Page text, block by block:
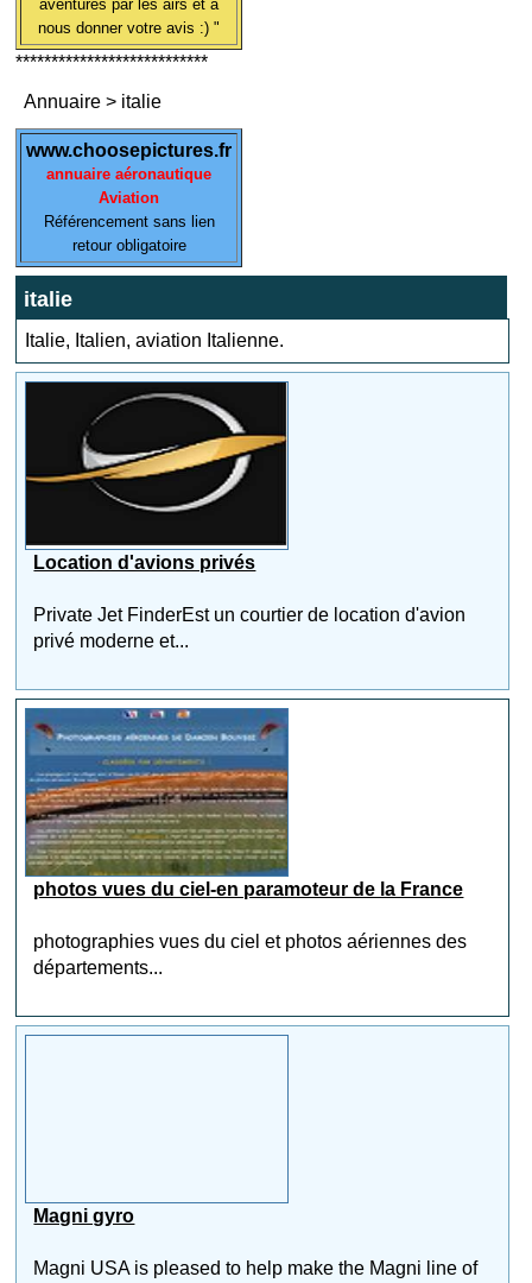
aventures par les airs et à
nous donner votre avis :) "
***************************
Annuaire > italie
www.choosepictures.fr
annuaire aéronautique
Aviation
Référencement sans lien
retour obligatoire
italie
Italie, Italien, aviation Italienne.
Location d'avions privés
Private Jet FinderEst un courtier de location d'avion
privé moderne et...
photos vues du ciel-en paramoteur de la France
photographies vues du ciel et photos aériennes des
départements...
Magni gyro
Magni USA is pleased to help make the Magni line of